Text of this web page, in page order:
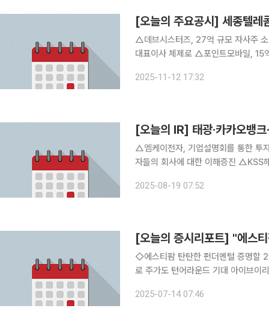
[오늘의 주요공시] 세종텔레
△데브시스터즈, 27억 규모 자사주
대표이사 체제로 △포인트모바일,
일 단독 대표 체제로 변경 △네오위즈
2025-11-12 17:32
[오늘의 IR] 태광·카카오뱅크
△엠케이전자, 기업설명회를 통한 투
자들의 회사에 대한 이해증진 △KSS
고 2) 기업 가치 향상을 위한 핵심 사
2025-08-19 07:52
◇에스티팜 탄탄한 펀더멘털 증명할
로 주가도 턴어라운드 기대 아이브
제시 투자의견 매수, 목표주가 16만
2025-07-14 07:46